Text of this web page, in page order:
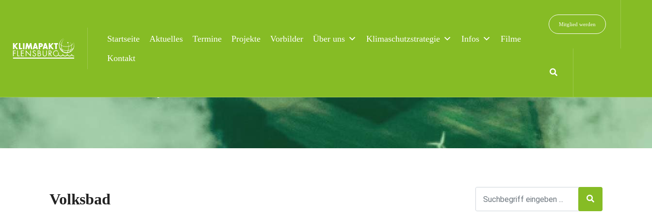
Startseite Aktuelles Termine Projekte Vorbilder Über uns Klimaschutzstrategie Infos
Filme
Kontakt
Mitglied werden
Volksbad
Volksbad